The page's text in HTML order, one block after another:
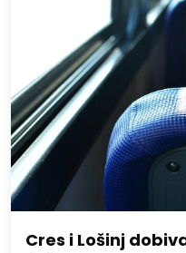
Cres i Lošinj